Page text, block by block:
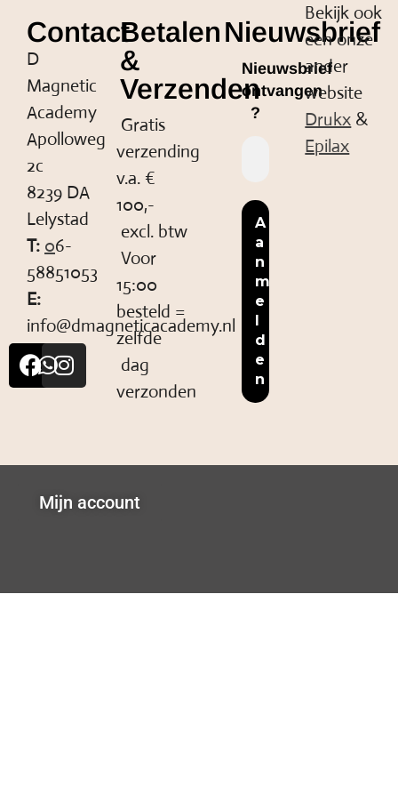
Contact
D
Magnetic
Academy
Apolloweg
2c
8239 DA
Lelystad
T: 06-
58851053
E:
info@dmagneticacademy.nl
Betalen
&
Verzenden
Gratis
verzending
v.a. €
100,-
excl. btw
Voor
15:00
besteld =
zelfde
dag
verzonden
Nieuwsbrief
Nieuwsbrief
ontvangen
?
Bekijk ook
een onze
ander
website
Drukx &
Epilax
Mijn account